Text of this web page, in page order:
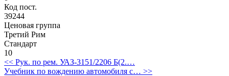
Код пост.
39244
Ценовая группа
Третий Рим
Стандарт
10
<< Рук. по рем. УАЗ-3151/2206 Б(2.…
Учебник по вождению автомобиля с… >>